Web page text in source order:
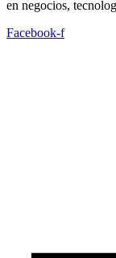
en negocios,
Facebook-f